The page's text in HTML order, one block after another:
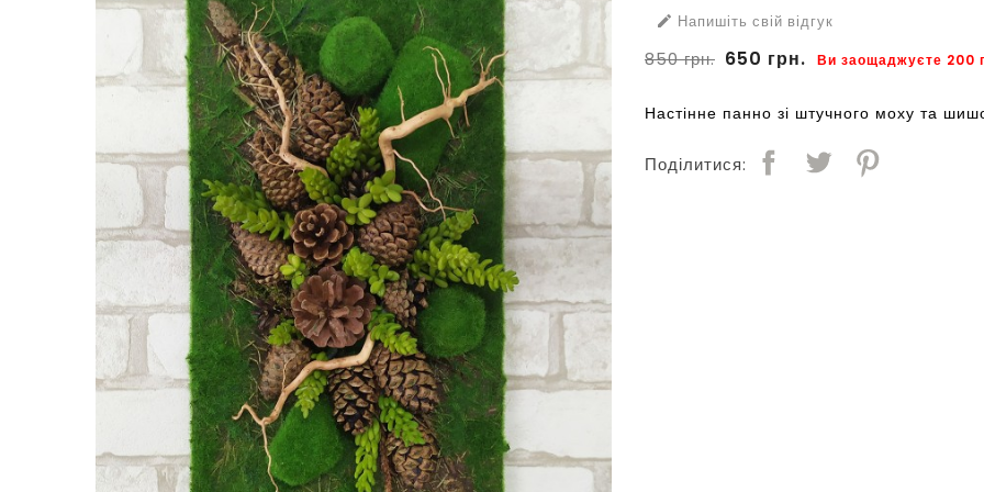
 Напишіть свій відгук
850 грн. 650 грн. Ви заощаджуєте 200
Настінне панно зі штучного моху та
Поділитися: